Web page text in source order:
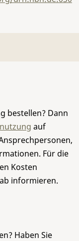
bestellen? Dann
auf
Für die
Kosten
informieren.
Haben Sie